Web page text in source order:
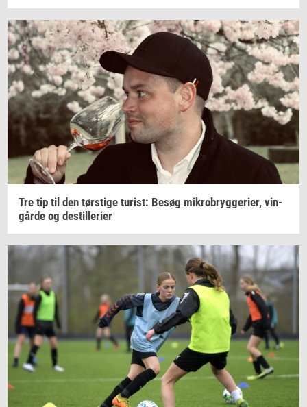
Tre tip til den tørsti­ge turist: Besøg mi­kro­bryg­ge­ri­er, vin­
går­de og destil­le­ri­er